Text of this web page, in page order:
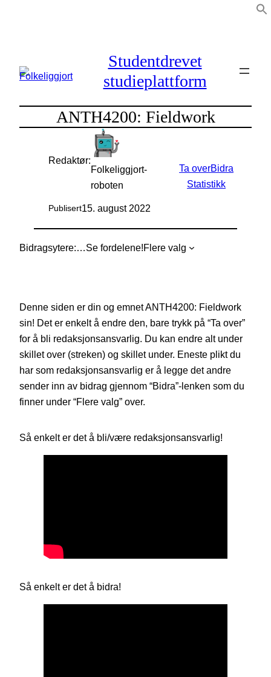
Studentdrevet
studieplattform
ANTH4200: Fieldwork
Redaktør:
Folkeliggjort-
roboten
Publisert15. august 2022
Ta overBidra
Statistikk
Bidragsytere: Se fordelene!Flere valg
Denne siden er din og emnet ANTH4200: Fieldwork
sin! Det er enkelt å endre den, bare trykk på “Ta over”
for å bli redaksjonsansvarlig. Du kan endre alt under
skillet over (streken) og skillet under. Eneste plikt du
har som redaksjonsansvarlig er å legge det andre
sender inn av bidrag gjennom “Bidra”-lenken som du
finner under “Flere valg” over.
Så enkelt er det å bli/være redaksjonsansvarlig!
Så enkelt er det å bidra!